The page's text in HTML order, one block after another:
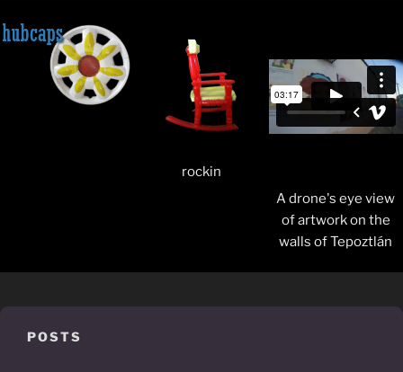
rockin
A drone's eye view
of artwork on the
walls of Tepoztlán
POSTS